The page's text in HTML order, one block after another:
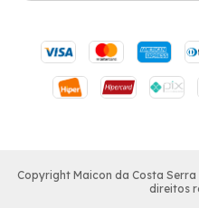
Copyright Maicon da Costa
direitos